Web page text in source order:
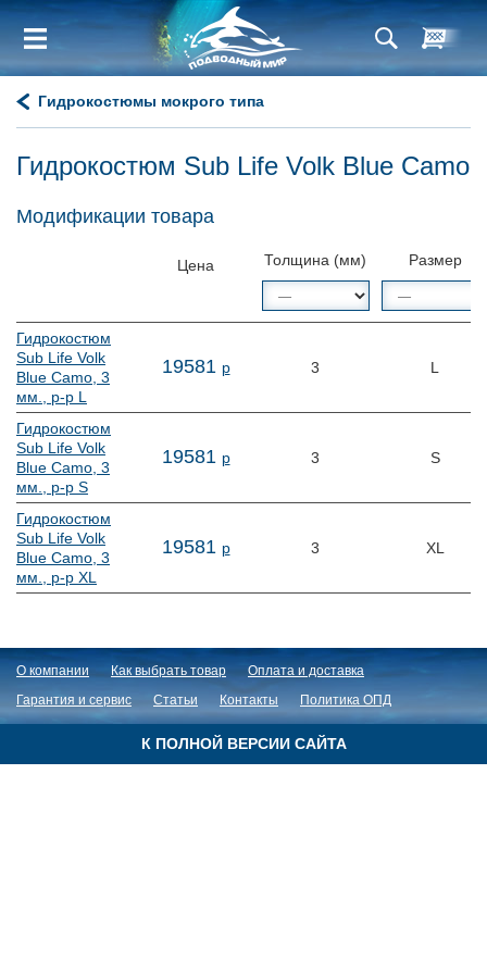
Гидрокостюмы мокрого типа
Гидрокостюм Sub Life Volk Blue Camo
Модификации товара
Цена Толщина (мм) Размер
Гидрокостюм
Sub Life Volk
Blue Camo, 3
мм., р-р L
19581 р 3 L
Гидрокостюм
Sub Life Volk
Blue Camo, 3
мм., р-р S
19581 р 3 S
Гидрокостюм
Sub Life Volk
Blue Camo, 3
мм., р-р XL
19581 р 3 XL
О компании Как выбрать товар
Оплата и доставка
Гарантия и сервис
Статьи Контакты Политика ОПД
К ПОЛНОЙ ВЕРСИИ САЙТА